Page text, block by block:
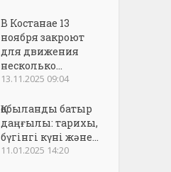
В Костанае 13
ноября закроют
для движения
несколько...
13.11.2025 09:04
Қобыланды батыр
даңғылы: тарихы,
бүгінгі күні және...
11.01.2025 14:20